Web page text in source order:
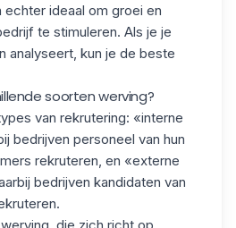
echter ideaal om groei en
te stimuleren. Als je je
analyseert, kun je de beste
soorten werving?
van rekrutering: «interne
bedrijven personeel van hun
rekruteren, en «externe
bedrijven kandidaten van
, die zich richt op